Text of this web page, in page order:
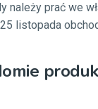
należy prać we
listopada